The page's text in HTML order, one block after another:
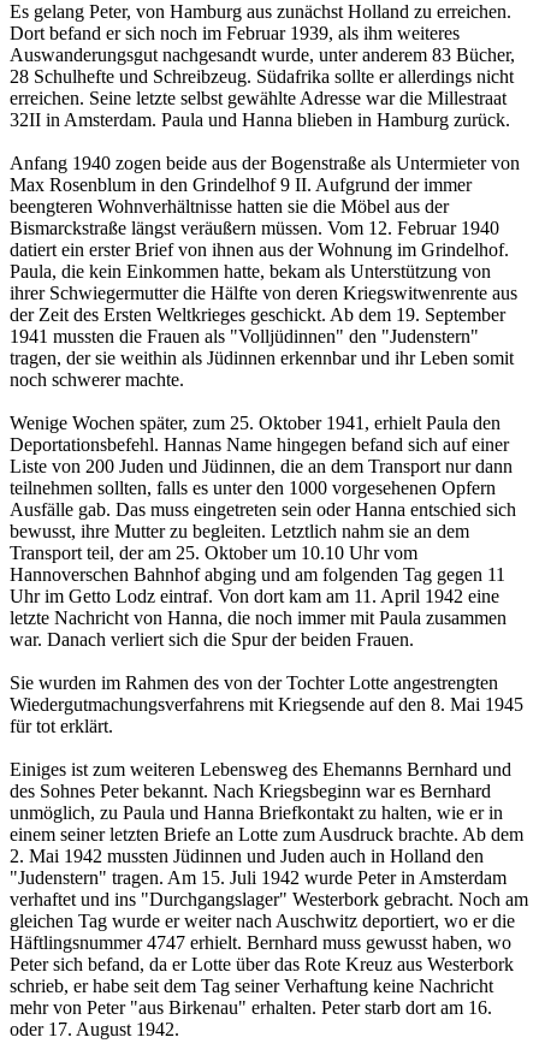
Es gelang Peter, von Hamburg aus zunächst Holland zu erreichen.
Dort befand er sich noch im Februar 1939, als ihm weiteres
Auswanderungsgut nachgesandt wurde, unter anderem 83 Bücher,
28 Schulhefte und Schreibzeug. Südafrika sollte er allerdings nicht
erreichen. Seine letzte selbst gewählte Adresse war die Millestraat
32II in Amsterdam. Paula und Hanna blieben in Hamburg zurück.
Anfang 1940 zogen beide aus der Bogenstraße als Untermieter von
Max Rosenblum in den Grindelhof 9 II. Aufgrund der immer
beengteren Wohnverhältnisse hatten sie die Möbel aus der
Bismarckstraße längst veräußern müssen. Vom 12. Februar 1940
datiert ein erster Brief von ihnen aus der Wohnung im Grindelhof.
Paula, die kein Einkommen hatte, bekam als Unterstützung von
ihrer Schwiegermutter die Hälfte von deren Kriegswitwenrente aus
der Zeit des Ersten Weltkrieges geschickt. Ab dem 19. September
1941 mussten die Frauen als "Volljüdinnen" den "Judenstern"
tragen, der sie weithin als Jüdinnen erkennbar und ihr Leben somit
noch schwerer machte.
Wenige Wochen später, zum 25. Oktober 1941, erhielt Paula den
Deportationsbefehl. Hannas Name hingegen befand sich auf einer
Liste von 200 Juden und Jüdinnen, die an dem Transport nur dann
teilnehmen sollten, falls es unter den 1000 vorgesehenen Opfern
Ausfälle gab. Das muss eingetreten sein oder Hanna entschied sich
bewusst, ihre Mutter zu begleiten. Letztlich nahm sie an dem
Transport teil, der am 25. Oktober um 10.10 Uhr vom
Hannoverschen Bahnhof abging und am folgenden Tag gegen 11
Uhr im Getto Lodz eintraf. Von dort kam am 11. April 1942 eine
letzte Nachricht von Hanna, die noch immer mit Paula zusammen
war. Danach verliert sich die Spur der beiden Frauen.
Sie wurden im Rahmen des von der Tochter Lotte angestrengten
Wiedergutmachungsverfahrens mit Kriegsende auf den 8. Mai 1945
für tot erklärt.
Einiges ist zum weiteren Lebensweg des Ehemanns Bernhard und
des Sohnes Peter bekannt. Nach Kriegsbeginn war es Bernhard
unmöglich, zu Paula und Hanna Briefkontakt zu halten, wie er in
einem seiner letzten Briefe an Lotte zum Ausdruck brachte. Ab dem
2. Mai 1942 mussten Jüdinnen und Juden auch in Holland den
"Judenstern" tragen. Am 15. Juli 1942 wurde Peter in Amsterdam
verhaftet und ins "Durchgangslager" Westerbork gebracht. Noch am
gleichen Tag wurde er weiter nach Auschwitz deportiert, wo er die
Häftlingsnummer 4747 erhielt. Bernhard muss gewusst haben, wo
Peter sich befand, da er Lotte über das Rote Kreuz aus Westerbork
schrieb, er habe seit dem Tag seiner Verhaftung keine Nachricht
mehr von Peter "aus Birkenau" erhalten. Peter starb dort am 16.
oder 17. August 1942.